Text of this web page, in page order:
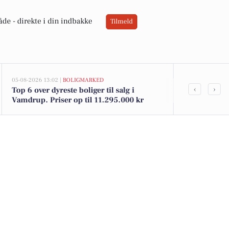
- direkte i din indbakke Tilmeld
05-08-2026 13:02 | BOLIGMARKED
Top 6 over dyreste boliger til salg i
Vamdrup. Priser op til 11.295.000 kr
Vænget 10
‹ ›